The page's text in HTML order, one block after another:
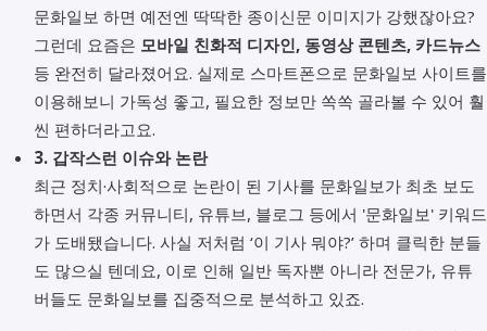
문화일보 하면 예전엔 딱딱한 종이신문 이미지가 강했잖아요?
그런데 요즘은 모바일 친화적 디자인, 동영상 콘텐츠, 카드뉴스
등 완전히 달라졌어요. 실제로 스마트폰으로 문화일보 사이트를
이용해보니 가독성 좋고, 필요한 정보만 쏙쏙 골라볼 수 있어 훨
씬 편하더라고요.
3. 갑작스런 이슈와 논란
최근 정치·사회적으로 논란이 된 기사를 문화일보가 최초 보도
하면서 각종 커뮤니티, 유튜브, 블로그 등에서 '문화일보' 키워드
가 도배됐습니다. 사실 저처럼 ‘이 기사 뭐야?’ 하며 클릭한 분들
도 많으실 텐데요, 이로 인해 일반 독자뿐 아니라 전문가, 유튜
버들도 문화일보를 집중적으로 분석하고 있죠.